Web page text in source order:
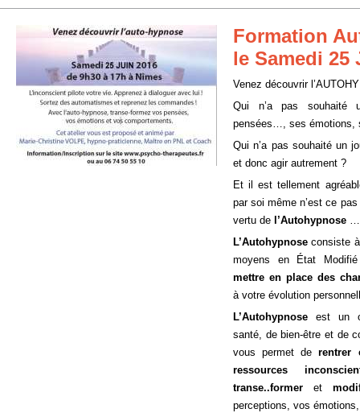
Formation
le Samedi 25
Venez découvrir
Qui n’a pas souhaité
pensées…, ses émotions,
Qui n’a pas souhaité un
et donc agir autrement ?
Et il est tellement
par soi même n’est ce
vertu de l’Autohypnose
L’Autohypnose consiste
moyens en État
mettre en place des
à votre évolution
L’Autohypnose est un
santé, de bien-être et de
vous permet derentrer
ressources
transe..former et
perceptions, vos